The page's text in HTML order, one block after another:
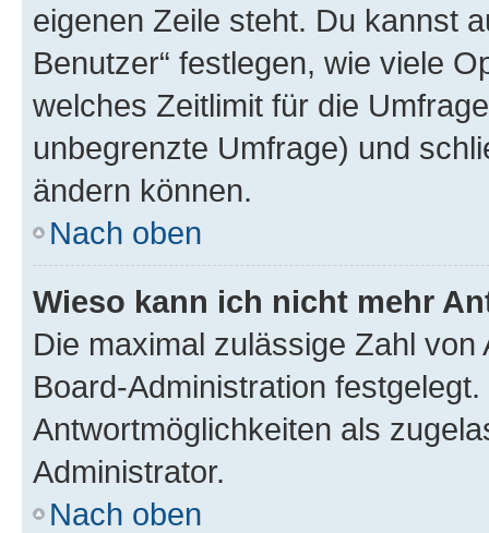
eigenen Zeile steht. Du kannst
Benutzer“ festlegen, wie viele
welches Zeitlimit für die
unbegrenzte Umfrage) und
ändern können.
Nach oben
Wieso kann ich nicht mehr
Die maximal zulässige Zahl
Board-Administration
Antwortmöglichkeiten als
Administrator.
Nach oben